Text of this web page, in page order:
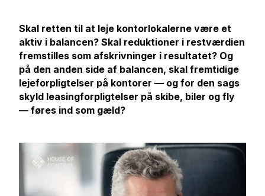
Skal retten til at leje kontorlokalerne være et
aktiv i balancen? Skal reduktioner i restværdien
fremstilles som afskrivninger i resultatet? Og
på den anden side af balancen, skal fremtidige
lejeforpligtelser på kontorer — og for den sags
skyld leasingforpligtelser på skibe, biler og fly
— føres ind som gæld?